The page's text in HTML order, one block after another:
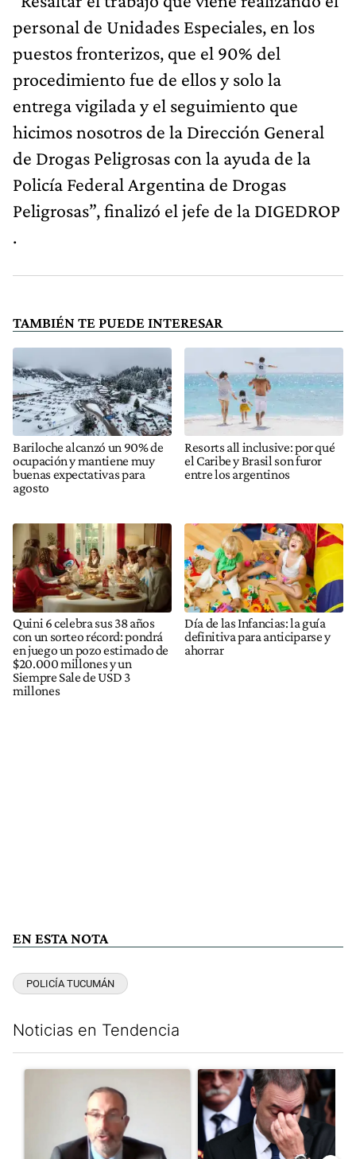
personal de Unidades Especiales, en los
puestos fronterizos, que el 90% del
procedimiento fue de ellos y solo la
entrega vigilada y el seguimiento que
hicimos nosotros de la Dirección General
de Drogas Peligrosas con la ayuda de la
Policía Federal Argentina de Drogas
Peligrosas”, finalizó el jefe de la DIGEDROP
.
TAMBIÉN TE PUEDE INTERESAR
Bariloche alcanzó un 90% de
ocupación y mantiene muy
buenas expectativas para
agosto
Resorts all inclusive: por qué
el Caribe y Brasil son furor
entre los argentinos
Quini 6 celebra sus 38 años
con un sorteo récord: pondrá
en juego un pozo estimado de
$20.000 millones y un
Siempre Sale de USD 3
millones
Día de las Infancias: la guía
definitiva para anticiparse y
ahorrar
EN ESTA NOTA
POLICÍA TUCUMÁN
Noticias en Tendencia
Un artículo de tendencia con el título "Jorge Gorini, el juez
Un artículo de tendencia con